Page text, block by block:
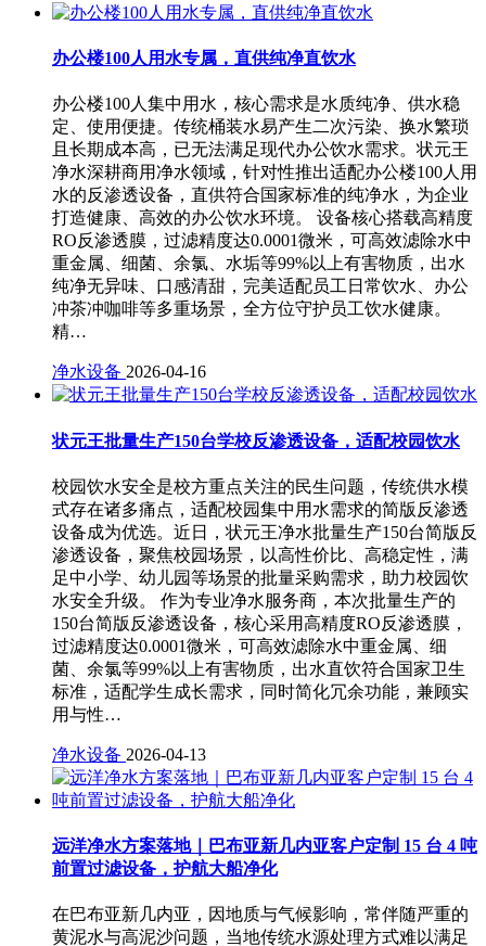
办公楼100人用水专属，直供纯净直饮水
办公楼100人集中用水，核心需求是水质纯净、供水稳
定、使用便捷。传统桶装水易产生二次污染、换水繁琐
且长期成本高，已无法满足现代办公饮水需求。状元王
净水深耕商用净水领域，针对性推出适配办公楼100人用
水的反渗透设备，直供符合国家标准的纯净水，为企业
打造健康、高效的办公饮水环境。 设备核心搭载高精度
RO反渗透膜，过滤精度达0.0001微米，可高效滤除水中
重金属、细菌、余氯、水垢等99%以上有害物质，出水
纯净无异味、口感清甜，完美适配员工日常饮水、办公
冲茶冲咖啡等多重场景，全方位守护员工饮水健康。
精…
净水设备 2026-04-16
状元王批量生产150台学校反渗透设备，适配校园饮水
校园饮水安全是校方重点关注的民生问题，传统供水模
式存在诸多痛点，适配校园集中用水需求的简版反渗透
设备成为优选。近日，状元王净水批量生产150台简版反
渗透设备，聚焦校园场景，以高性价比、高稳定性，满
足中小学、幼儿园等场景的批量采购需求，助力校园饮
水安全升级。 作为专业净水服务商，本次批量生产的
150台简版反渗透设备，核心采用高精度RO反渗透膜，
过滤精度达0.0001微米，可高效滤除水中重金属、细
菌、余氯等99%以上有害物质，出水直饮符合国家卫生
标准，适配学生成长需求，同时简化冗余功能，兼顾实
用与性…
净水设备 2026-04-13
远洋净水方案落地｜巴布亚新几内亚客户定制 15 台 4 吨
前置过滤设备，护航大船净化
在巴布亚新几内亚，因地质与气候影响，常伴随严重的
黄泥水与高泥沙问题，当地传统水源处理方式难以满足